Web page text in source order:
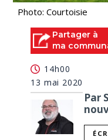
Photo: Courtoisie
Partager à
ma
14h00
13 mai 2020
Par